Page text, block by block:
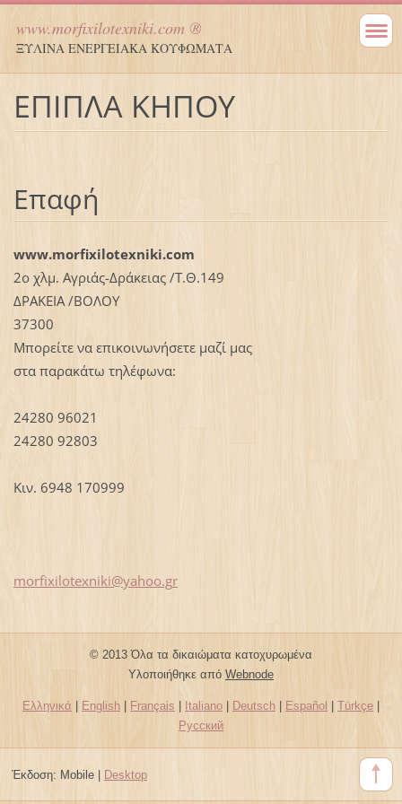
www.morfixilotexniki.com ®
ΞΥΛΙΝΑ ΕΝΕΡΓΕΙΑΚΑ ΚΟΥΦΩΜΑΤΑ
ΕΠΙΠΛΑ ΚΗΠΟΥ
Επαφή
www.morfixilotexniki.com
2ο χλμ. Αγριάς-Δράκειας /Τ.Θ.149
ΔΡΑΚΕΙΑ /ΒΟΛΟΥ
37300
Μπορείτε να επικοινωνήσετε μαζί μας
στα παρακάτω τηλέφωνα:
24280 96021
24280 92803
Κιν. 6948 170999
morfixilotexniki@yahoo.gr
© 2013 Όλα τα δικαιώματα κατοχυρωμένα
Υλοποιήθηκε από Webnode
Ελληνικά | English | Français | Italiano | Deutsch | Español | Türkçe |
Русский
Έκδοση: Mobile| Desktop